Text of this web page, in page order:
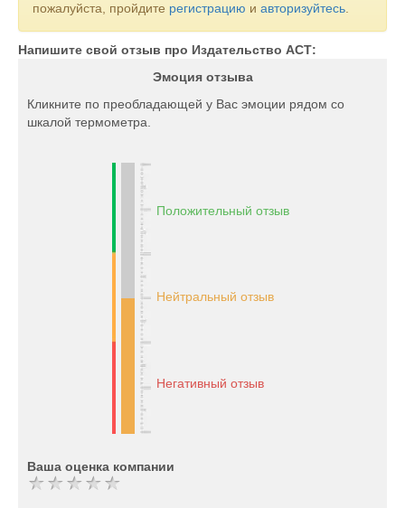
пожалуйста, пройдите регистрацию и авторизуйтесь
Напишите свой отзыв про Издательство АСТ:
Эмоция отзыва
Кликните по преобладающей у Вас эмоции рядом со
шкалой термометра.
Положительный отзыв
Нейтральный отзыв
Негативный отзыв
Ваша оценка компании